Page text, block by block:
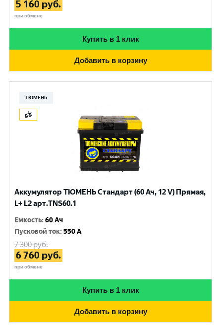
5 160 руб.
при обмене
Купить в 1 клик
Добавить в корзину
ТЮМЕНЬ
Аккумулятор ТЮМЕНЬ Стандарт (60 Ач, 12 V) Прямая,
L+ L2 арт.TNS60.1
Емкость:60 Ач
Пусковой ток:550 A
7 300руб.
6 760 руб.
при обмене
Купить в 1 клик
Добавить в корзину